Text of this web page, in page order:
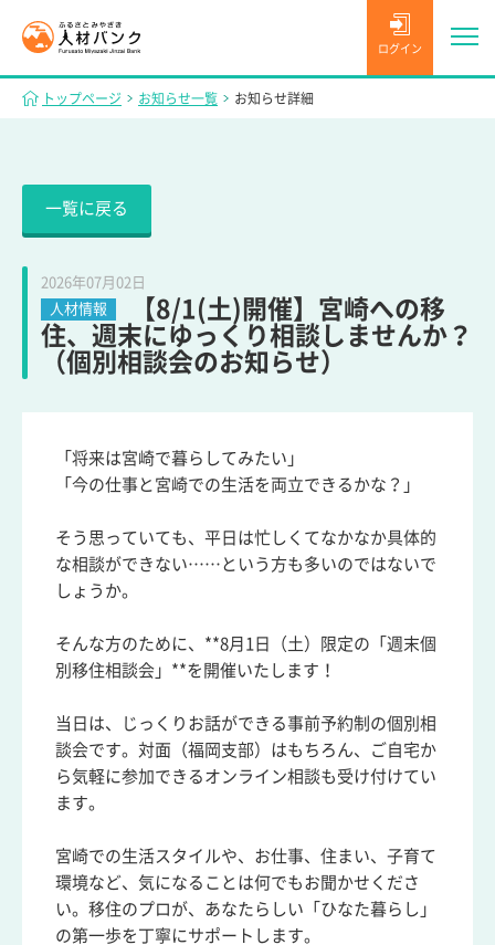
ログイン
トップページ お知らせ一覧 お知らせ詳細
一覧に戻る
2026年07月02日
人材情報
【8/1(土)開催】宮崎への移
住、週末にゆっくり相談しませんか？
（個別相談会のお知らせ）
「将来は宮崎で暮らしてみたい」
「今の仕事と宮崎での生活を両立できるかな？」
そう思っていても、平日は忙しくてなかなか具体的
な相談ができない……という方も多いのではないで
しょうか。
そんな方のために、**8月1日（土）限定の「週末個
別移住相談会」**を開催いたします！
当日は、じっくりお話ができる事前予約制の個別相
談会です。対面（福岡支部）はもちろん、ご自宅か
ら気軽に参加できるオンライン相談も受け付けてい
ます。
宮崎での生活スタイルや、お仕事、住まい、子育て
環境など、気になることは何でもお聞かせくださ
い。移住のプロが、あなたらしい「ひなた暮らし」
の第一歩を丁寧にサポートします。